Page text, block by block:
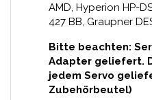
AMD, Hyperion HP-
427 BB, Graupner
Bitte beachten:
Adapter geliefert.
jedem Servo
Zubehörbeutel)